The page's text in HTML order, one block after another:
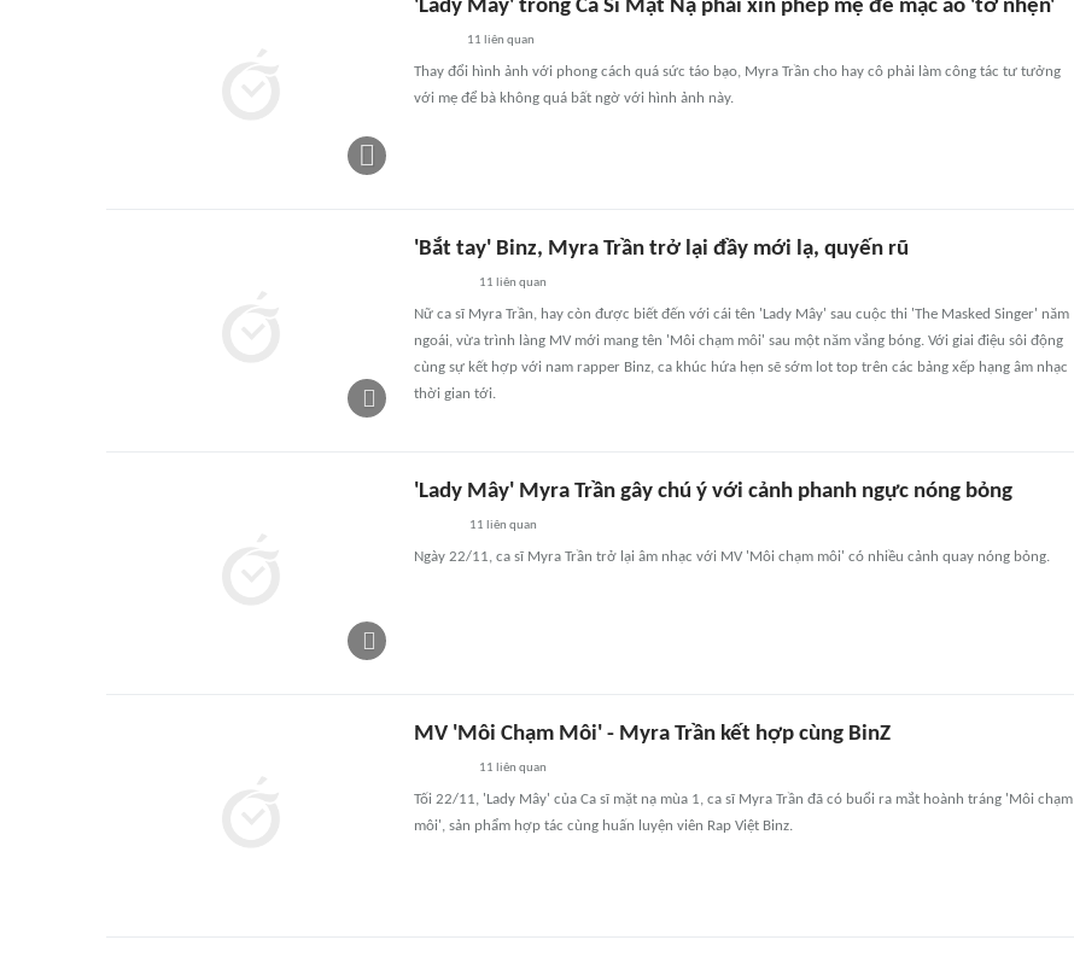
'Lady Mây' trong Ca Sĩ Mặt Nạ phải xin phép mẹ để mặc áo 'tơ nhện'
11 liên quan
Thay đổi hình ảnh với phong cách quá sức táo bạo, Myra Trần cho hay cô phải làm công tác tư tưởng
với mẹ để bà không quá bất ngờ với hình ảnh này.
'Bắt tay' Binz, Myra Trần trở lại đầy mới lạ, quyến rũ
11 liên quan
Nữ ca sĩ Myra Trần, hay còn được biết đến với cái tên 'Lady Mây' sau cuộc thi 'The Masked Singer' năm
ngoái, vừa trình làng MV mới mang tên 'Môi chạm môi' sau một năm vắng bóng. Với giai điệu sôi động
cùng sự kết hợp với nam rapper Binz, ca khúc hứa hẹn sẽ sớm lot top trên các bảng xếp hạng âm nhạc
thời gian tới.
'Lady Mây' Myra Trần gây chú ý với cảnh phanh ngực nóng bỏng
11 liên quan
Ngày 22/11, ca sĩ Myra Trần trở lại âm nhạc với MV 'Môi chạm môi' có nhiều cảnh quay nóng bỏng.
MV 'Môi Chạm Môi' - Myra Trần kết hợp cùng BinZ
11 liên quan
Tối 22/11, 'Lady Mây' của Ca sĩ mặt nạ mùa 1, ca sĩ Myra Trần đã có buổi ra mắt hoành tráng 'Môi chạm
môi', sản phẩm hợp tác cùng huấn luyện viên Rap Việt Binz.